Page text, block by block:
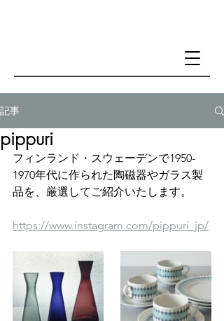
記事
pippuri
フィンランド・スウェーデンで1950-
1970年代に作られた陶磁器やガラス製
品を、厳選してご紹介いたします。
https://www.instagram.com/pippuri_jp/